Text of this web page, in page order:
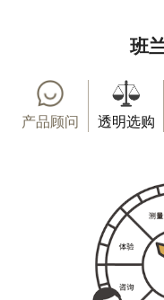
班
产品顾问 透明选购